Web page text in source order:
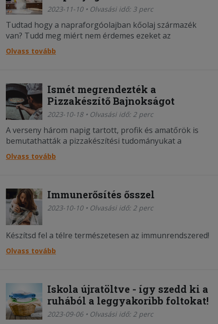
2023-11-10 • Olvasási idő: 3 perc
Tudtad hogy a napraforgóolajban kőolaj származék
van? Tudd meg miért nem érdemes ezeket az
alapanyagokat használni, és mit válassz helyettük, ami
egészséges!
Olvass tovább
Ismét megrendezték a
Pizzakészítő Bajnokságot
2023-10-18 • Olvasási idő: 2 perc
A verseny három napig tartott, profik és amatőrök is
bemutathatták a pizzakészítési tudományukat a
szakmai zsűri számára.
Olvass tovább
Immunerősítés ősszel
2023-10-10 • Olvasási idő: 2 perc
Készítsd fel a télre természetesen az immunrendszered!
Olvass tovább
Iskola újratöltve - így szedd ki a
ruhából a leggyakoribb foltokat!
2023-09-06 • Olvasási idő: 2 perc